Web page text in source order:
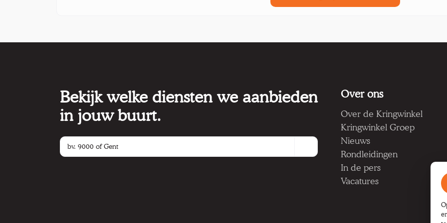
Bekijk welke diensten we aanbieden
in jouw buurt.
Over ons
Over de Kringwinkel
Kringwinkel Groep
Nieuws
Rondleidingen
In de pers
Vacatures